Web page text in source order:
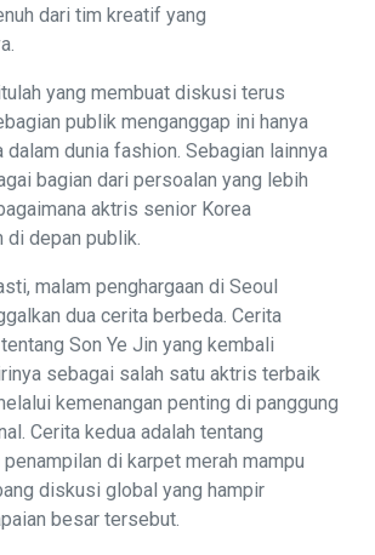
dari tim kreatif yang
yang membuat diskusi terus
publik menganggap ini hanya
dalam dunia fashion. Sebagian lainnya
bagian dari persoalan yang lebih
aktris senior Korea
depan publik.
malam penghargaan di Seoul
dua cerita berbeda. Cerita
Son Ye Jin yang kembali
sebagai salah satu aktris terbaik
kemenangan penting di panggung
Cerita kedua adalah tentang
penampilan di karpet merah mampu
diskusi global yang hampir
besar tersebut.